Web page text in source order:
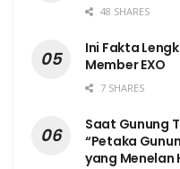
48 SHARES
Ini Fakta
Member EXO
7 SHARES
Saat Gunung
“Petaka
yang Menelan